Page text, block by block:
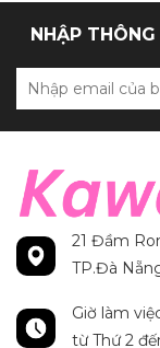
NHẬP
21 Đầm
TP.Đà
Giờ làm
từ Thứ 2